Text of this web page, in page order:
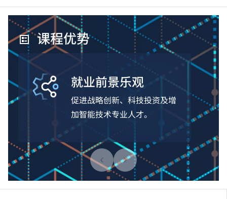
课程优势
就业前景乐观
促进战略创新、科技投资及增
加智能技术专业人才。